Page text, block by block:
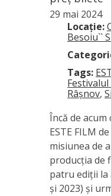
29 mai 2024
Locație:
Besoiu``
Tags:
Râșnov,
Încă de
ESTE FILM
misiunea de
producția de
patru ediții la
și 2023) și